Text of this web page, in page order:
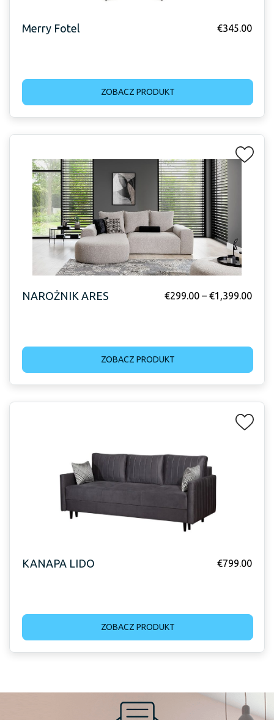
Merry Fotel €345.00
ZOBACZ PRODUKT
NAROŻNIK ARES €299.00 – €1,399.00
ZOBACZ PRODUKT
KANAPA LIDO €799.00
ZOBACZ PRODUKT